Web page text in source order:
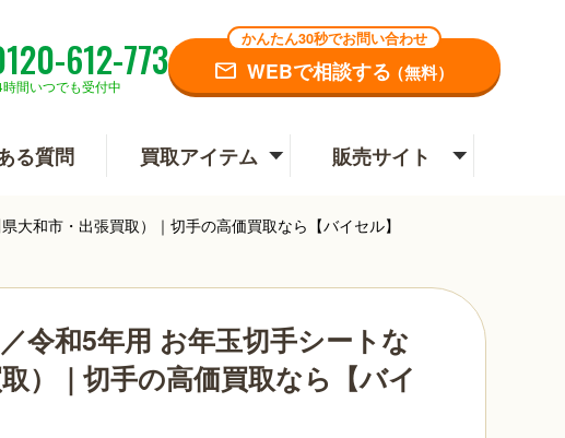
612-773
間いつでも受付中
かんたん30秒でお問い合わせ
WEBで相談する（無料）
る質問 買取アイテム 販売サイト
和市・出張買取）｜切手の高価買取なら【バイセル】
令和5年用 お年玉切手シートな
）｜切手の高価買取なら【バイ